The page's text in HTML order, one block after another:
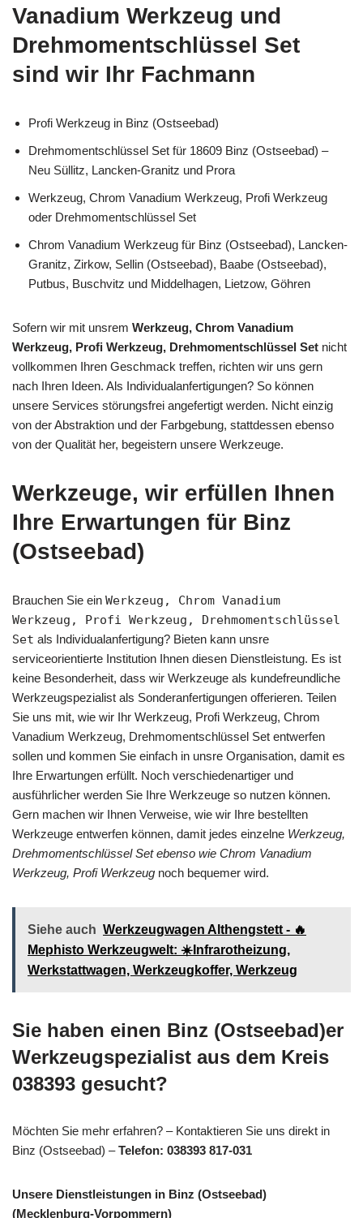
Vanadium Werkzeug und
Drehmomentschlüssel Set
sind wir Ihr Fachmann
Profi Werkzeug in Binz (Ostseebad)
Drehmomentschlüssel Set für 18609 Binz (Ostseebad) –
Neu Süllitz, Lancken-Granitz und Prora
Werkzeug, Chrom Vanadium Werkzeug, Profi Werkzeug
oder Drehmomentschlüssel Set
Chrom Vanadium Werkzeug für Binz (Ostseebad), Lancken-
Granitz, Zirkow, Sellin (Ostseebad), Baabe (Ostseebad),
Putbus, Buschvitz und Middelhagen, Lietzow, Göhren
Sofern wir mit unsrem Werkzeug, Chrom Vanadium
Werkzeug, Profi Werkzeug, Drehmomentschlüssel Set nicht
vollkommen Ihren Geschmack treffen, richten wir uns gern
nach Ihren Ideen. Als Individualanfertigungen? So können
unsere Services störungsfrei angefertigt werden. Nicht einzig
von der Abstraktion und der Farbgebung, stattdessen ebenso
von der Qualität her, begeistern unsere Werkzeuge.
Werkzeuge, wir erfüllen Ihnen
Ihre Erwartungen für Binz
(Ostseebad)
Brauchen Sie ein Werkzeug, Chrom Vanadium
Werkzeug, Profi Werkzeug, Drehmomentschlüssel
Set als Individualanfertigung? Bieten kann unsre
serviceorientierte Institution Ihnen diesen Dienstleistung. Es ist
keine Besonderheit, dass wir Werkzeuge als kundefreundliche
Werkzeugspezialist als Sonderanfertigungen offerieren. Teilen
Sie uns mit, wie wir Ihr Werkzeug, Profi Werkzeug, Chrom
Vanadium Werkzeug, Drehmomentschlüssel Set entwerfen
sollen und kommen Sie einfach in unsre Organisation, damit es
Ihre Erwartungen erfüllt. Noch verschiedenartiger und
ausführlicher werden Sie Ihre Werkzeuge so nutzen können.
Gern machen wir Ihnen Verweise, wie wir Ihre bestellten
Werkzeuge entwerfen können, damit jedes einzelne Werkzeug,
Drehmomentschlüssel Set ebenso wie Chrom Vanadium
Werkzeug, Profi Werkzeug noch bequemer wird.
Siehe auch Werkzeugwagen Althengstett - 🔥
Mephisto Werkzeugwelt: ☀️Infrarotheizung,
Werkstattwagen, Werkzeugkoffer, Werkzeug
Sie haben einen Binz (Ostseebad)er
Werkzeugspezialist aus dem Kreis
038393 gesucht?
Möchten Sie mehr erfahren? – Kontaktieren Sie uns direkt in
Binz (Ostseebad) –Telefon: 038393 817-031
Unsere Dienstleistungen in Binz (Ostseebad)
(Mecklenburg-Vorpommern)